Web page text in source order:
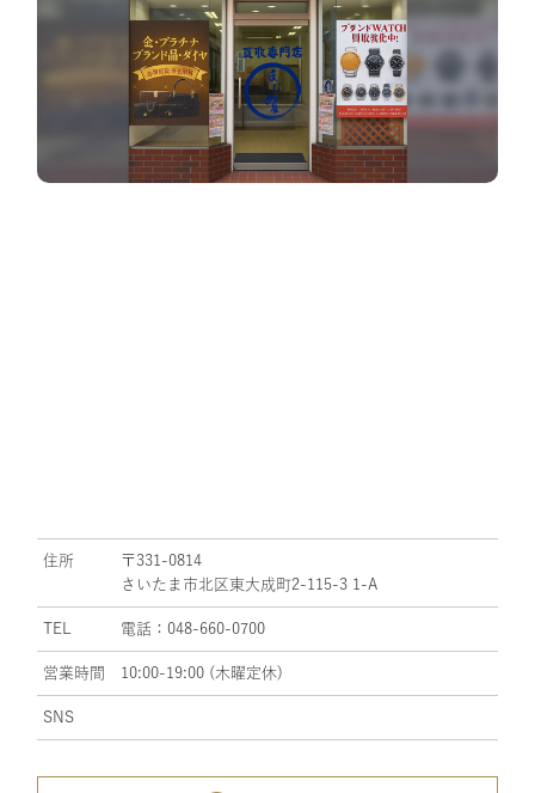
住所
〒331-0814
さいたま市北区東大成町2-115-3 1-A
TEL 電話：048-660-0700
営業時間 10:00-19:00 (木曜定休)
SNS